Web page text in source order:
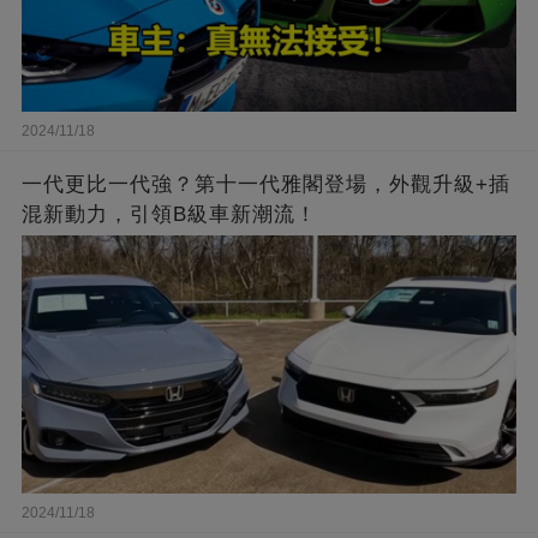
2024/11/18
一代更比一代強？第十一代雅閣登場，外觀升級+插
混新動力，引領B級車新潮流！
2024/11/18